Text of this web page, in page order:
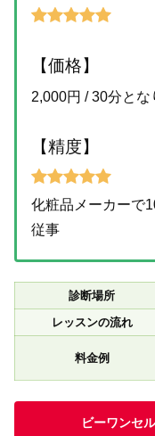
【価格】
2,000円 / 30分とな
【精度】
化粧品メーカーで
従事
診断場所
レッスンの流れ
料金例
ビーワンセ